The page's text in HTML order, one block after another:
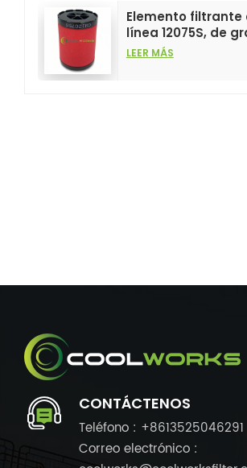
comprimido.
Elemento filtrante
línea 12075S, de
venta y alto
LEER MÁS
CONTÁCTENOS
Teléfono : +8613525046291
Correo electrónico :